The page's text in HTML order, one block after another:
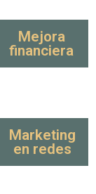
Mejora
financiera
Marketing
en redes